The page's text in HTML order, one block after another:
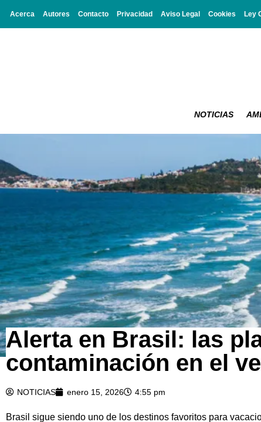
Acerca Autores Contacto Privacidad Aviso Legal Cookies Ley
NOTICIAS
Alerta en Brasil: las
contaminación en el
NOTICIAS enero 15, 2026 4:55 pm
Brasil sigue siendo uno de los destinos favoritos para